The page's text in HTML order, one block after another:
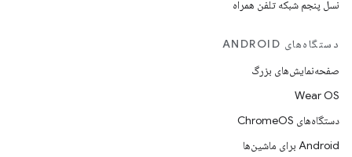
نسل پنجم شبکه تلفن همراه
دستگاه‌های ANDROID
صفحه‌نمایش‌های بزرگ
Wear OS
دستگاه‌های ChromeOS
Android برای ماشین‌ها